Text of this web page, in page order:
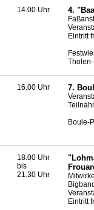
14.00 Uhr 4.
Eintritt
16.00 Uhr 7.
Boule-
18.00 Uhr
bis
21.30 Uhr
Eintritt